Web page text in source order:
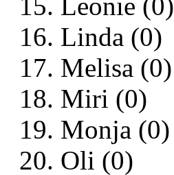
Linda (0)
Melisa (0)
Miri (0)
Monja (0)
Oli (0)